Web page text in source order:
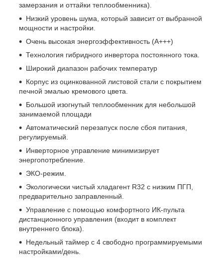
замерзания и оттайки теплообменника).
Низкий уровень шума, который зависит от выбранной
мощности и настройки.
Очень высокая энергоэффективность (А+++)
Технология гибридного инвертора постоянного тока.
Широкий диапазон рабочих температур
Корпус из оцинкованной листовой стали с покрытием
печной эмалью кремового цвета.
Большой изогнутый теплообменник для небольшой
занимаемой площади
Автоматический перезапуск после сбоя питания,
регулируемый.
Инверторное управление минимизирует
энергопотребление.
ЭКО-режим.
Экологически чистый хладагент R32 с низким ПГП,
предварительно заправленный.
Управление с помощью комфортного ИК-пульта
дистанционного управления (входит в комплект
внутреннего блока).
Недельный таймер с 4 свободно программируемыми
настройками/день.